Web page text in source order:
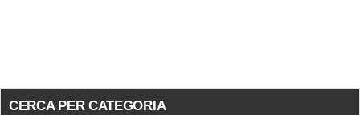
CERCA PER CATEGORIA